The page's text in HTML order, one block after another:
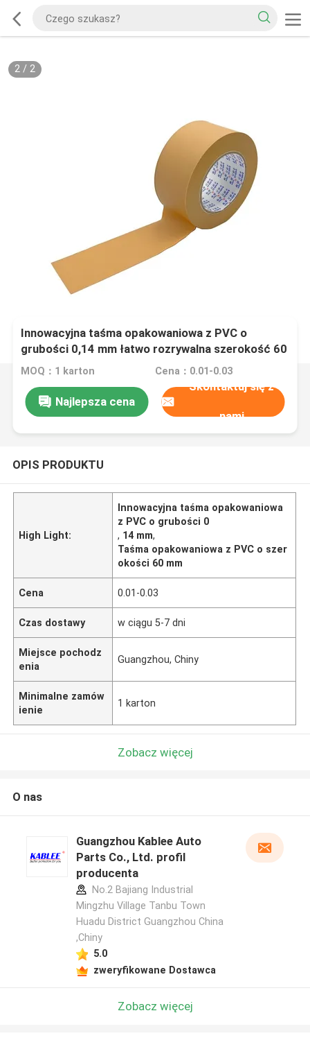
2/ 2
Innowacyjna taśma opakowaniowa z PVC o
grubości 0,14 mm łatwo rozrywalna szerokość 60
mm
MOQ：1 karton Cena：0.01-0.03
Najlepsza cena
Skontaktuj się z
nami
OPIS PRODUKTU
High Light:
Innowacyjna taśma opakowaniowa
z PVC o grubości 0
, 14 mm,
Taśma opakowaniowa z PVC o szer
okości 60 mm
Cena 0.01-0.03
Czas dostawy w ciągu 5-7 dni
Miejsce pochodz
enia
Guangzhou, Chiny
Minimalne zamów
ienie
1 karton
Zobacz więcej
O nas
Guangzhou Kablee Auto
Parts Co., Ltd. profil
producenta
No.2 Bajiang Industrial
Mingzhu Village Tanbu Town
Huadu District Guangzhou China
,Chiny
5.0
zweryfikowane Dostawca
Zobacz więcej